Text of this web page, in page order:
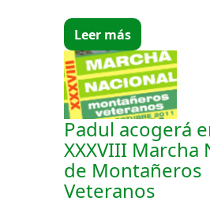
Leer más
Padul acogerá
XXXVIII Marcha
de Montañeros
Veteranos